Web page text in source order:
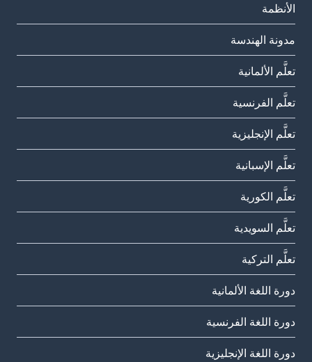
الأنظمة
مدونة الهندسة
تعلَّم الألمانية
تعلَّم الفرنسية
تعلَّم الإنجليزية
تعلَّم الإسبانية
تعلَّم الكورية
تعلَّم السويدية
تعلَّم التركية
دورة اللغة الألمانية
دورة اللغة الفرنسية
دورة اللغة الإنجليزية